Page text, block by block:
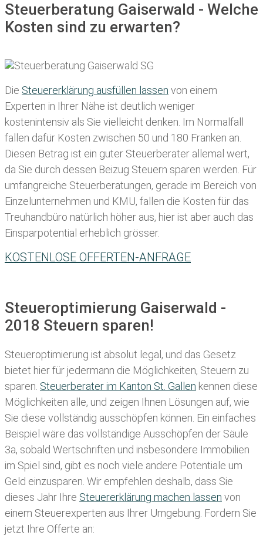
Steuerberatung Gaiserwald - Welche
Kosten sind zu erwarten?
Die Steuererklärung ausfüllen lassen von einem
Experten in Ihrer Nähe ist deutlich weniger
kostenintensiv als Sie vielleicht denken. Im Normalfall
fallen dafür Kosten zwischen 50 und 180 Franken an.
Diesen Betrag ist ein guter Steuerberater allemal wert,
da Sie durch dessen Beizug Steuern sparen werden. Für
umfangreiche Steuerberatungen, gerade im Bereich von
Einzelunternehmen und KMU, fallen die Kosten für das
Treuhandbüro natürlich höher aus, hier ist aber auch das
Einsparpotential erheblich grösser.
KOSTENLOSE OFFERTEN-ANFRAGE
Steueroptimierung Gaiserwald -
2018 Steuern sparen!
Steueroptimierung ist absolut legal, und das Gesetz
bietet hier für jedermann die Möglichkeiten, Steuern zu
sparen. Steuerberater im K anton St. Gallen kennen diese
Möglichkeiten alle, und zeigen Ihnen Lösungen auf, wie
Sie diese vollständig ausschöpfen können. Ein einfaches
Beispiel wäre das vollständige Ausschöpfen der Säule
3a, sobald Wertschriften und insbesondere Immobilien
im Spiel sind, gibt es noch viele andere Potentiale um
Geld einzusparen. Wir empfehlen deshalb, dass Sie
dieses Jahr Ihre Steuererklärung machen lassen von
einem Steuerexperten aus Ihrer Umgebung. Fordern Sie
jetzt Ihre Offerte an: